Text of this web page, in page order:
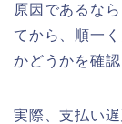
原因であるな
てから、順一
かどうかを確
実際、支払い